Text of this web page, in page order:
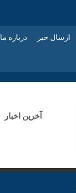
ارسال خبر درباره ما
آخرین اخبار